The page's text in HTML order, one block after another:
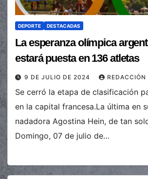
DEPORTE DESTACADAS
La esperanza olímpica
estará puesta en 136 atletas
9 DE JULIO DE 2024 REDACCIÓN
Se cerró la etapa de clasificación
en la capital francesa.La última en
nadadora Agostina Hein, de tan
Domingo, 07 de julio de…